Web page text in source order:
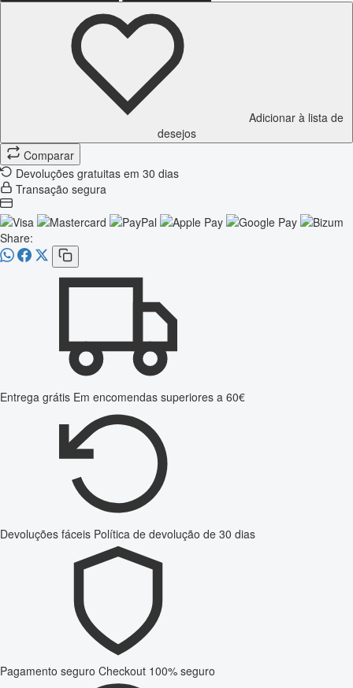
Adicionar à lista de
desejos
Comparar
Devoluções gratuitas em 30 dias
Transação segura
Share:
Entrega grátis Em encomendas superiores a 60€
Devoluções fáceis Política de devolução de 30 dias
Pagamento seguro Checkout 100% seguro